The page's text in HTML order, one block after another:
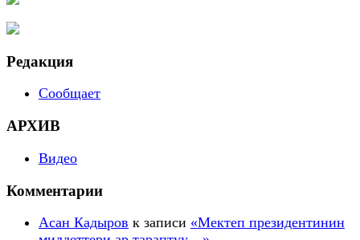
Редакция
Сообщает
АРХИВ
Видео
Комментарии
Асан Кадыров к записи «Мектеп президентинин